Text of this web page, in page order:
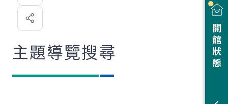
開館狀態
喜
歡
主題導覽搜尋